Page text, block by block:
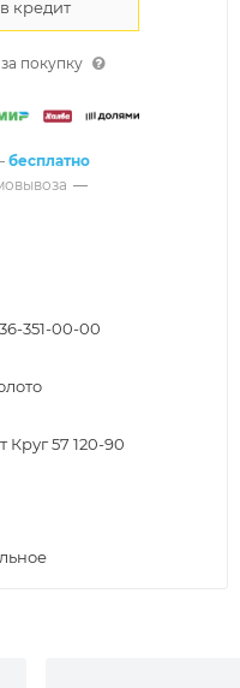
покупку
бесплатно
—
351-00-00
Круг 57 120-90